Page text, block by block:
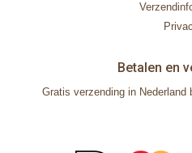
Betalen en
Gratis verzending in Nederland